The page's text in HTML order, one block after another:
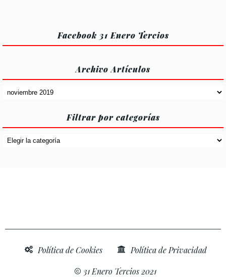
Facebook 31 Enero Tercios
Archivo Artículos
Archivo
Filtrar por categorías
Filtrar
Política de Cookies
Política de Privacidad
31 Enero Tercios 2021